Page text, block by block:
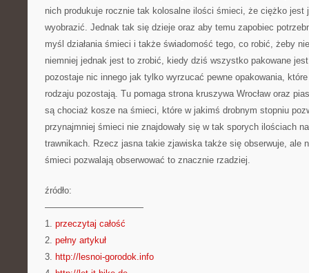
nich produkuje rocznie tak kolosalne ilości śmieci, że ciężko jest
wyobrazić. Jednak tak się dzieje oraz aby temu zapobiec
myśl działania śmieci i także świadomość tego, co robić, żeby
niemniej jednak jest to zrobić, kiedy dziś wszystko pakowane
pozostaje nic innego jak tylko wyrzucać pewne opakowania,
rodzaju pozostają. Tu pomaga strona kruszywa Wrocław oraz
są chociaż kosze na śmieci, które w jakimś drobnym stopniu
przynajmniej śmieci nie znajdowały się w tak sporych ilościach
trawnikach. Rzecz jasna takie zjawiska także się obserwuje, ale
śmieci pozwalają obserwować to znacznie rzadziej.
źródło:
———————————
1. przeczytaj całość
2. pełny artykuł
3. http://lesnoi-gorodok.info